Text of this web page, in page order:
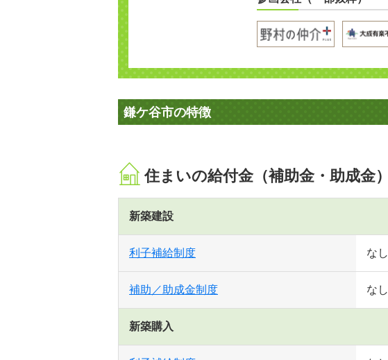
鎌ケ谷市の特徴
住まいの給付金（補助金・助成金）
新築建設
利子補給制度 なし
補助／助成金制度 なし
新築購入